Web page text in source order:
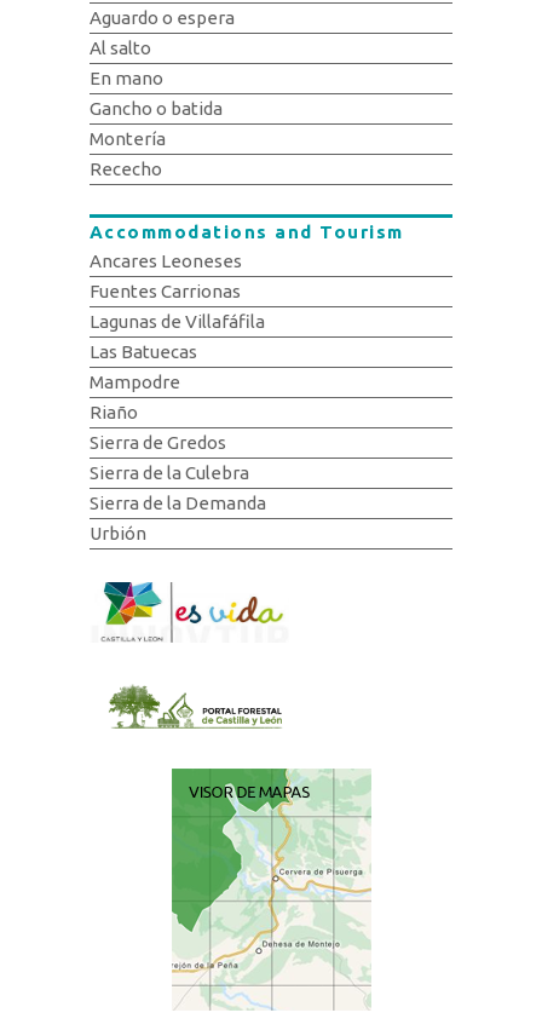
Aguardo o espera
Al salto
En mano
Gancho o batida
Montería
Rececho
Accommodations and Tourism
Ancares Leoneses
Fuentes Carrionas
Lagunas de Villafáfila
Las Batuecas
Mampodre
Riaño
Sierra de Gredos
Sierra de la Culebra
Sierra de la Demanda
Urbión